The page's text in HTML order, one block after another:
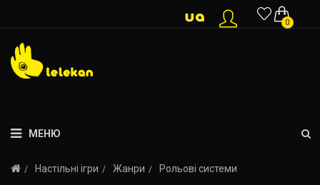
0
МЕНЮ
Настільні ігри Жанри Рольові системи